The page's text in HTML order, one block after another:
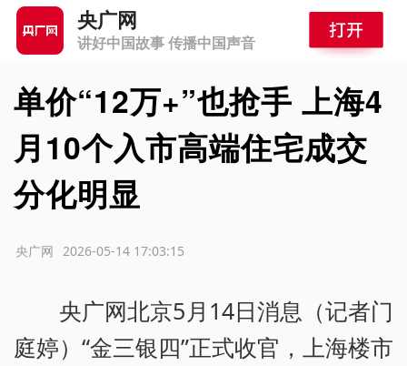
央广网
讲好中国故事 传播中国声音
单价“12万+”也抢手 上海4
月10个入市高端住宅成交
分化明显
2026-05-14 17:03:15
央广网
央广网北京5月14日消息（记者门
庭婷）“金三银四”正式收官，上海楼市